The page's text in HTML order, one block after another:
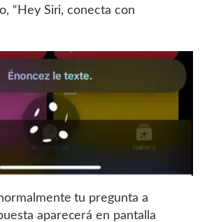
“Hey Siri, conecta con
tu pregunta a
aparecerá en pantalla